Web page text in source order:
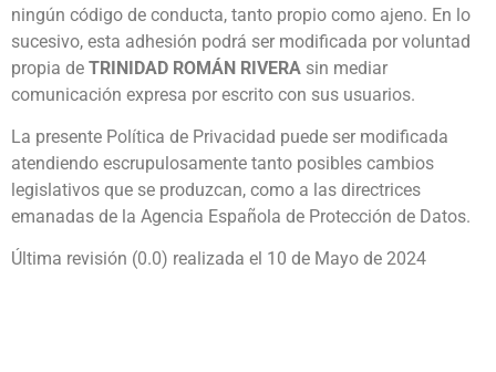
ningún código de conducta, tanto propio como ajeno. En lo
sucesivo, esta adhesión podrá ser modificada por voluntad
propia de TRINIDAD ROMÁN RIVERA sin mediar
comunicación expresa por escrito con sus usuarios.
La presente Política de Privacidad puede ser modificada
atendiendo escrupulosamente tanto posibles cambios
legislativos que se produzcan, como a las directrices
emanadas de la Agencia Española de Protección de Datos.
Última revisión (0.0) realizada el 10 de Mayo de 2024